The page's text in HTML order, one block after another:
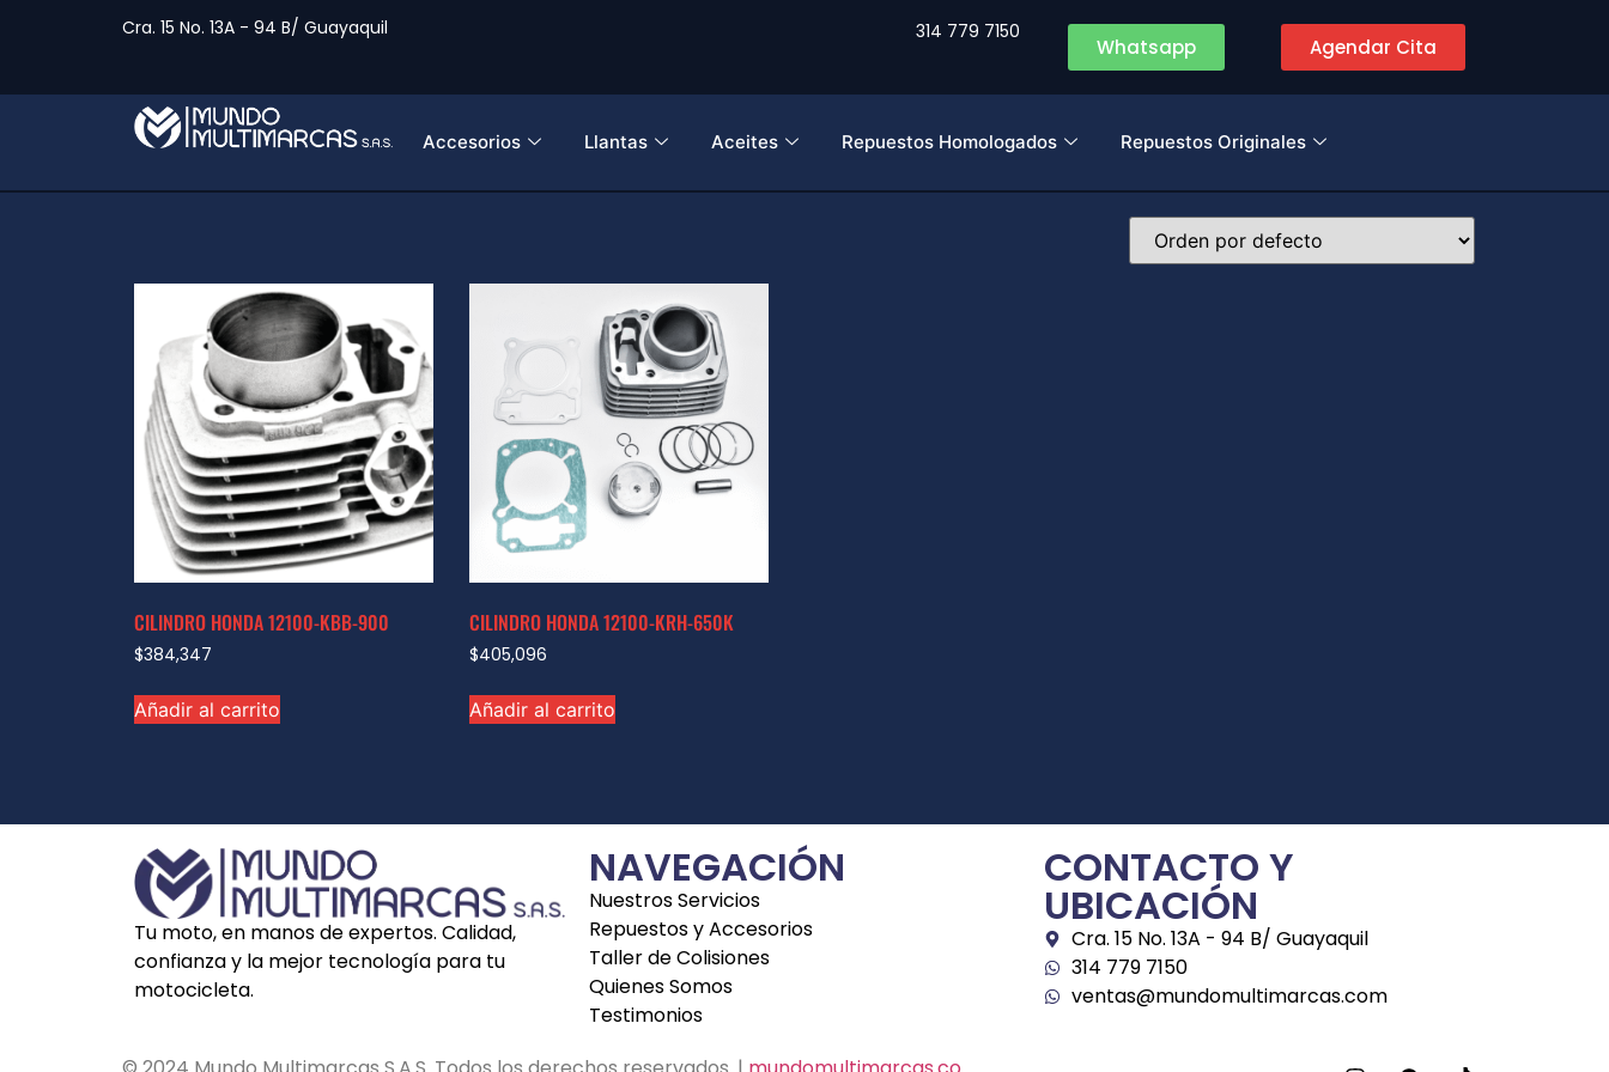
Cra. 15 No. 13A - 94 B/ Guayaquil 314 779 7150
Whatsapp Agendar Cita
Accesorios Llantas Aceites Repuestos Homologados Repuestos Originales
CILINDRO HONDA 12100-KBB-900
$384,347
Añadir al carrito
CILINDRO HONDA 12100-KRH-650K
$405,096
Añadir al carrito
Tu moto, en manos de expertos. Calidad,
confianza y la mejor tecnología para tu
motocicleta.
NAVEGACIÓN
Nuestros Servicios
Repuestos y Accesorios
Taller de Colisiones
Quienes Somos
Testimonios
CONTACTO Y
UBICACIÓN
Cra. 15 No. 13A - 94 B/ Guayaquil
314 779 7150
ventas@mundomultimarcas.com